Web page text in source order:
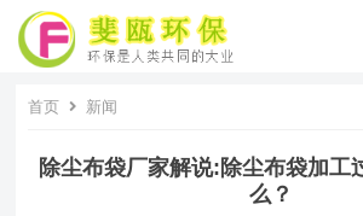
首页 新闻
除尘布袋厂家解说:除尘布袋加工
么？